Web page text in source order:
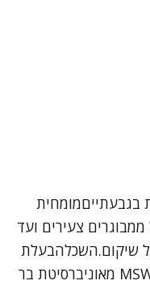
בגבעתייםמומחית
ומעלה , החל ממבוגרים צעירים ועד
שיקום.השכלהבעלת
תואר BSW מאוניברסיטת אריאל ו MSW מאוניברסיטת בר